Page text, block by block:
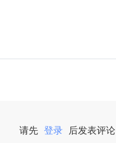
请先 登录 后发表评论